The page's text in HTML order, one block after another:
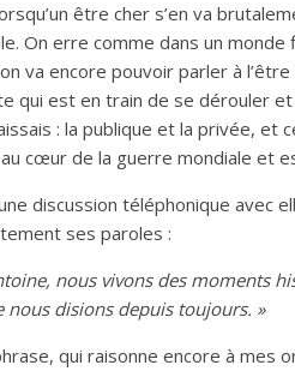
être cher s’en va
On erre comme dans un
va encore pouvoir parler à
qui est en train de se dérouler
: la publique et la privée,
cœur de la guerre mondiale et
discussion téléphonique
ses paroles :
nous vivons des moments
nous disions depuis toujours. »
qui raisonne encore à mes